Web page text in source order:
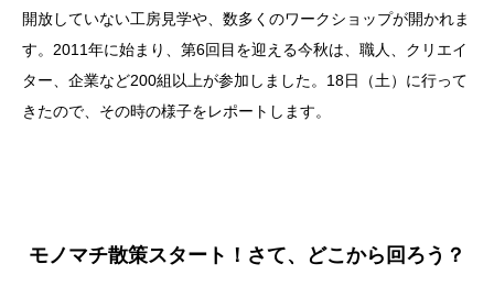
開放していない工房見学や、数多くのワークショップが開かれま
す。2011年に始まり、第6回目を迎える今秋は、職人、クリエイ
ター、企業など200組以上が参加しました。18日（土）に行って
きたので、その時の様子をレポートします。
モノマチ散策スタート！さて、どこから回ろう？